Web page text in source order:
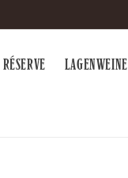
RÉSERVE LAGENWEINE